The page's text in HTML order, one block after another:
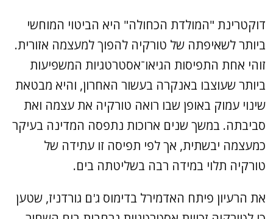
דוקטרינת "המולדת הכחולה" היא הביטוי המוחשי
ביותר לשאיפתה של טורקיה להפוך למעצמה אזורית.
זוהי אחת התפיסות הגיאו־אסטרטגיות המשפיעות
ביותר שעוצבו באנקרה בעשור האחרון, והיא מבטאת
שינוי עמוק באופן שבו רואה טורקיה את עצמה ואת
סביבתה. במשך שנים ארוכות נתפסה המדינה בעיקר
כמעצמה יבשתית, אך לפי תפיסה זו עתידה של
טורקיה תלוי במידה רבה בשליטתה בים.
את הרעיון פיתח האדמירל בדימוס ג'ם גורדניז, שטען